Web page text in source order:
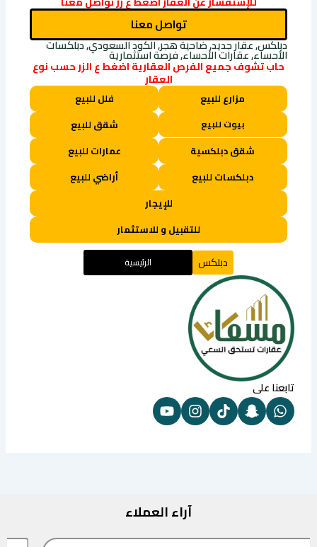
تواصل معنا
دبلكس, عقار جديد, ضاحية هجر, الكود السعودي, دبلكسات
الأحساء, عقارات الأحساء, فرصة استثمارية
حاب تشوف جميع الفرص العقارية اضغط ع الزر حسب نوع
العقار
مزارع للبيع فلل للبيع
بيوت للبيع
شقق للبيع
شقق دبلكسية
عمارات للبيع
دبلكسات للبيع
أراضي للبيع
للإيجار
للتقبيل و للاستثمار
دبلكس الرئيسية
تابعنا على
آراء العملاء